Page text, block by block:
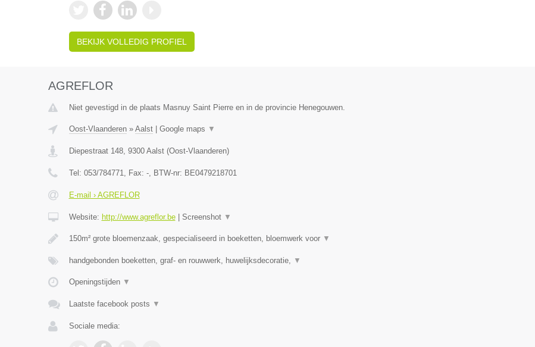
BEKIJK VOLLEDIG PROFIEL
AGREFLOR
Niet gevestigd in de plaats Masnuy Saint Pierre en in de provincie Henegouwen.
Oost-Vlaanderen» Aalst| Google maps ▼
Diepestraat 148, 9300 Aalst(Oost-Vlaanderen)
Tel: 053/784771, Fax: -, BTW-nr: BE0479218701
E-mail › AGREFLOR
Website: http://www.agreflor.be| Screenshot ▼
150m² grote bloemenzaak, gespecialiseerd in boeketten, bloemwerk voor ▼
handgebonden boeketten, graf- en rouwwerk, huwelijksdecoratie, ▼
Openingstijden ▼
Laatste facebook posts ▼
Sociale media: